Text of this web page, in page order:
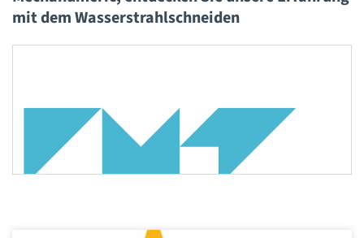
mit dem Wasserstrahlschneiden